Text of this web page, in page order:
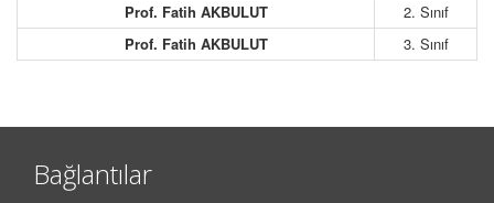
Prof. Fatih AKBULUT
2. Sınıf
Prof. Fatih AKBULUT
3. Sınıf
Bağlantılar